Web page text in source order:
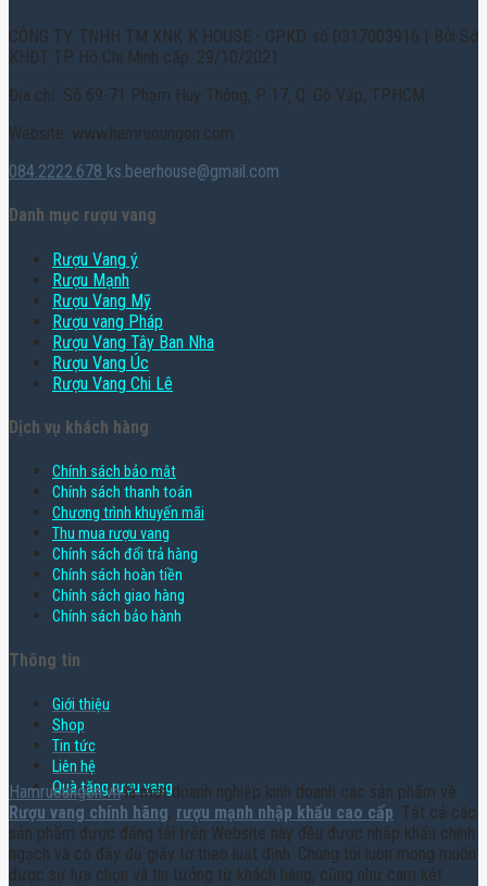
CÔNG TY TNHH TM XNK K HOUSE - GPKD số 0317003916 | Bởi Sở
KHĐT TP. Hồ Chí Minh cấp: 29/10/2021
Địa chỉ: Số 69-71 Phạm Huy Thông, P. 17, Q. Gò Vấp, TPHCM
Website: www.hamruoungon.com
084.2222.678 ks.beerhouse@gmail.com
Danh mục rượu vang
Rượu Vang ý
Rượu Mạnh
Rượu Vang Mỹ
Rượu vang Pháp
Rượu Vang Tây Ban Nha
Rượu Vang Úc
Rượu Vang Chi Lê
Dịch vụ khách hàng
Chính sách bảo mật
Chính sách thanh toán
Chương trình khuyến mãi
Thu mua rượu vang
Chính sách đổi trả hàng
Chính sách hoàn tiền
Chính sách giao hàng
Chính sách bảo hành
Thông tin
Giới thiệu
Shop
Tin tức
Liên hệ
Quà tặng rượu vang
Hamruoungon.vnlà một doanh nghiệp kinh doanh các sản phẩm về
Rượu vang chính hãng, rượu mạnh nhập khẩu cao cấp. Tất cả các
sản phẩm được đăng tải trên Website này đều được nhập khẩu chính
ngạch và có đầy đủ giấy tờ theo luật định. Chúng tôi luôn mong muốn
được sự lựa chọn và tin tưởng từ khách hàng, cũng như cam kết